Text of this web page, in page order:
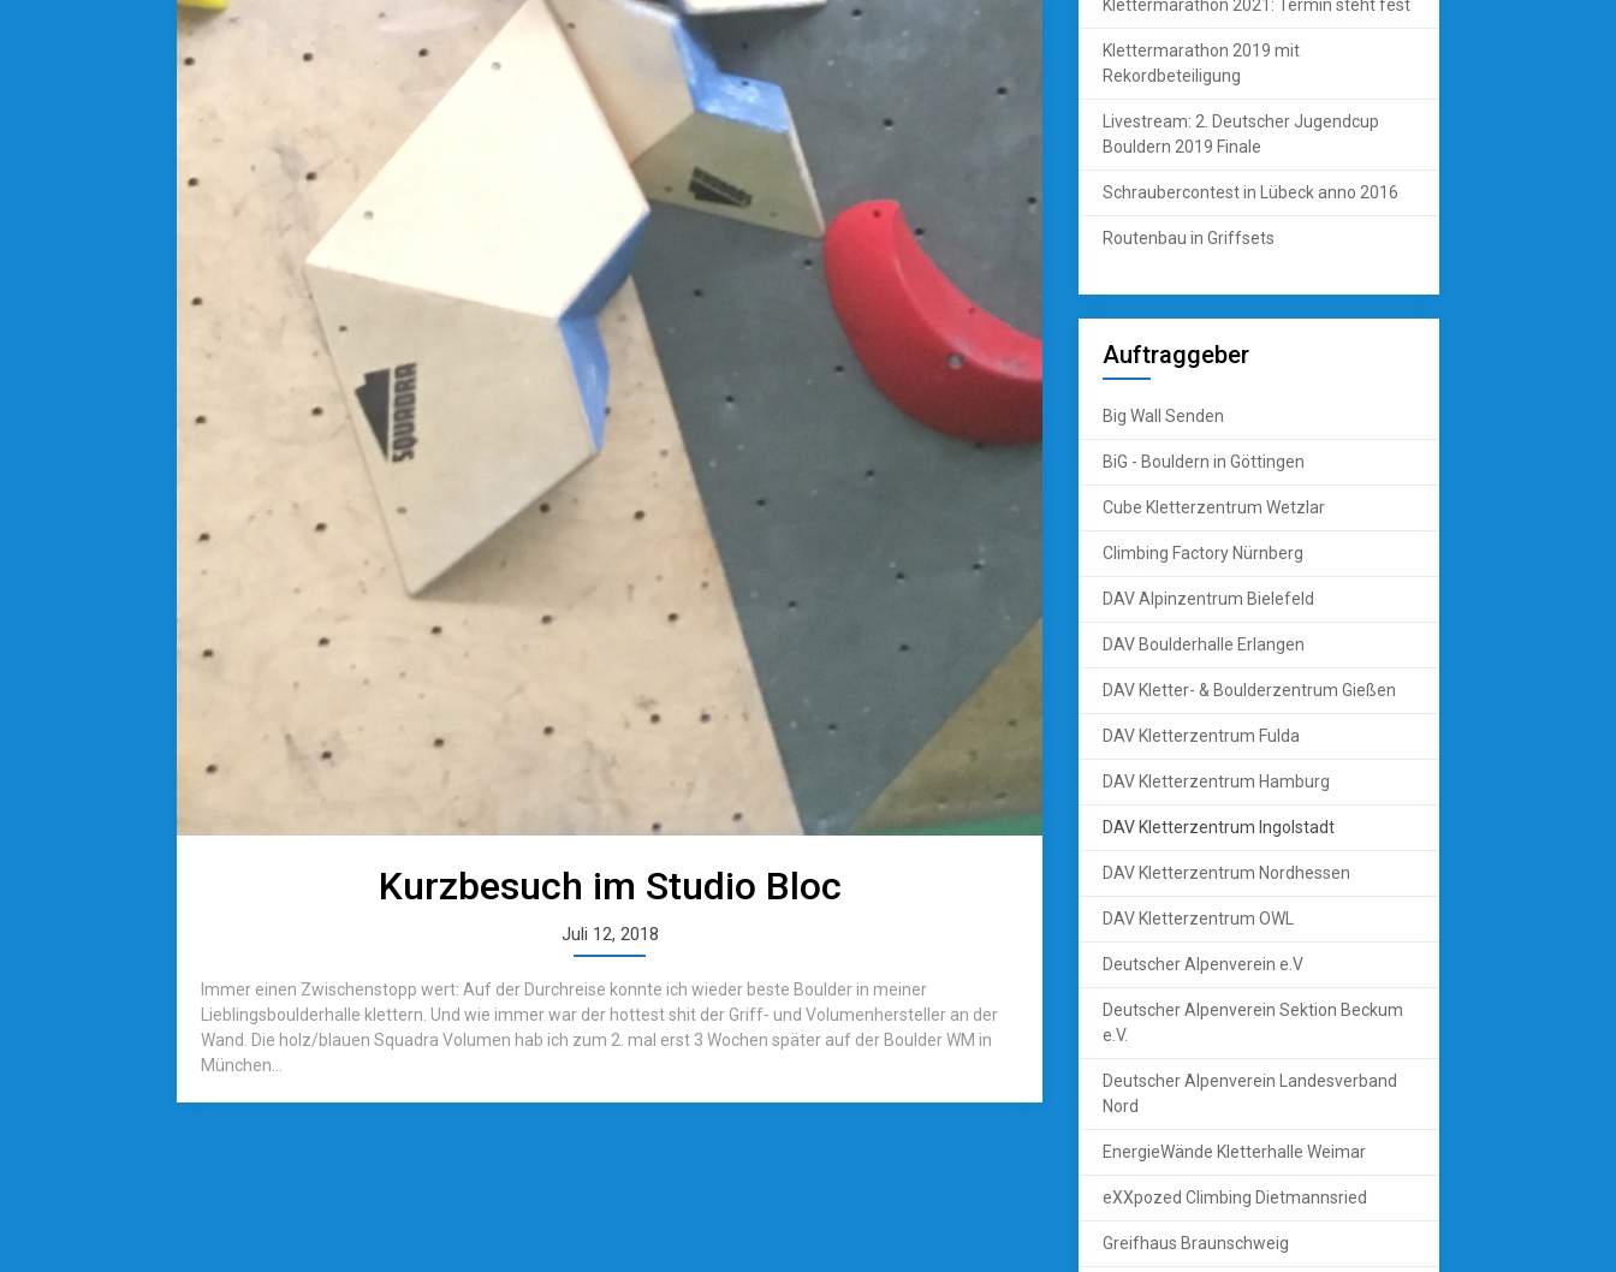
Kurzbesuch im Studio Bloc
Juli 12, 2018
Immer einen Zwischenstopp wert: Auf der Durchreise konnte ich wieder beste Boulder in meiner
Lieblingsboulderhalle klettern. Und wie immer war der hottest shit der Griff- und Volumenhersteller an der
Wand. Die holz/blauen Squadra Volumen hab ich zum 2. mal erst 3 Wochen später auf der Boulder WM in
München...
Klettermarathon 2021: Termin steht fest
Klettermarathon 2019 mit
Rekordbeteiligung
Livestream: 2. Deutscher Jugendcup
Bouldern 2019 Finale
Schraubercontest in Lübeck anno 2016
Routenbau in Griffsets
Auftraggeber
Big Wall Senden
BiG - Bouldern in Göttingen
Cube Kletterzentrum Wetzlar
Climbing Factory Nürnberg
DAV Alpinzentrum Bielefeld
DAV Boulderhalle Erlangen
DAV Kletter- & Boulderzentrum Gießen
DAV Kletterzentrum Fulda
DAV Kletterzentrum Hamburg
DAV Kletterzentrum Ingolstadt
DAV Kletterzentrum Nordhessen
DAV Kletterzentrum OWL
Deutscher Alpenverein e.V
Deutscher Alpenverein Sektion Beckum
e.V.
Deutscher Alpenverein Landesverband
Nord
EnergieWände Kletterhalle Weimar
eXXpozed Climbing Dietmannsried
Greifhaus Braunschweig